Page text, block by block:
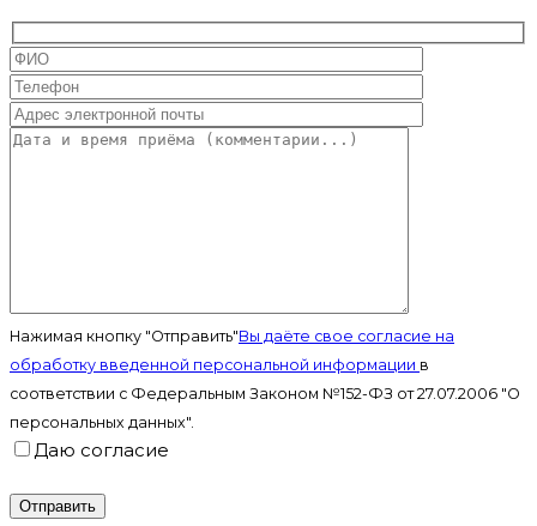
Нажимая кнопку "Отправить"Вы даёте свое согласие на
обработку введенной персональной информации в
соответствии с Федеральным Законом №152-ФЗ от 27.07.2006 "О
персональных данных".
Даю согласие